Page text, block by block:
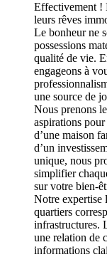
Effectivement !
leurs rêves
Le bonheur ne
possessions
qualité de vie.
engageons à
une source de
Nous prenons
aspirations pour
d’une maison
d’un
unique, nous
simplifier
sur votre bien-
Notre expertise
quartiers
infrastructures.
une relation de
informations